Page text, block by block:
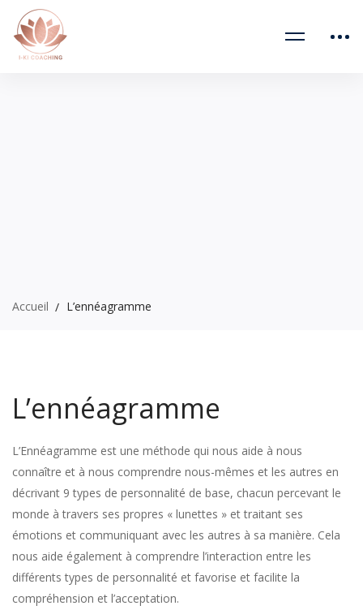
Accueil L’ennéagramme
L’ennéagramme
L’Ennéagramme est une méthode qui nous aide à nous
connaître et à nous comprendre nous-mêmes et les autres en
décrivant 9 types de personnalité de base, chacun percevant le
monde à travers ses propres « lunettes » et traitant ses
émotions et communiquant avec les autres à sa manière. Cela
nous aide également à comprendre l’interaction entre les
différents types de personnalité et favorise et facilite la
compréhension et l’acceptation.